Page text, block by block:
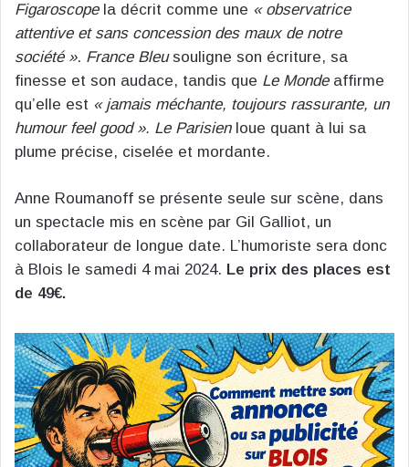
Figaroscopela décrit comme une « observatrice
attentive et sans concession des maux de notre
société ». France Bleusouligne son écriture, sa
finesse et son audace, tandis que Le Mondeaffirme
qu’elle est « jamais méchante, toujours rassurante, un
humour feel good ». Le Parisienloue quant à lui sa
plume précise, ciselée et mordante.
Anne Roumanoff se présente seule sur scène, dans
un spectacle mis en scène par Gil Galliot, un
collaborateur de longue date. L’humoriste sera donc
à Blois le samedi 4 mai 2024. Le prix des places est
de 49€.